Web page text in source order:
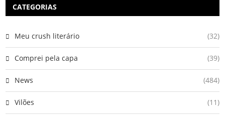
CATEGORIAS
Meu crush literário (32)
Comprei pela capa (39)
News (484)
Vilões (11)